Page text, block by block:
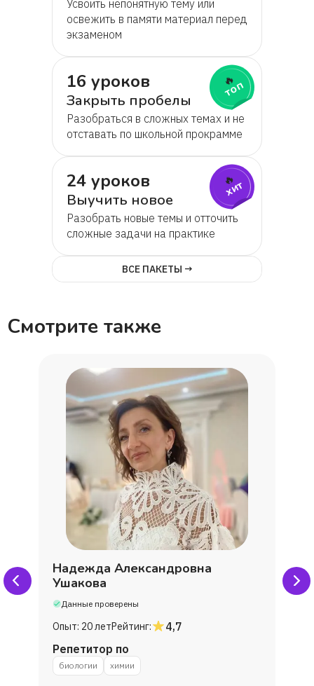
Усвоить непонятную тему или
освежить в памяти материал перед
экзаменом
16 уроков
Закрыть пробелы
Разобраться в сложных темах и не
отставать по школьной прокрамме
🔥
топ
24 уроков
Выучить новое
Разобрать новые темы и отточить
сложные задачи на практике
🔥
хит
ВСЕ ПАКЕТЫ →
Смотрите также
Надежда Александровна
Ушакова
Данные проверены
Опыт: 20 летРейтинг:
4,7
Репетитор по
биологии химии